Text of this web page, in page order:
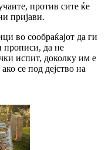
против сите ќе
пријави.
во сообраќајот да ги
прописи, да не
испит, доколку им е
се под дејство на